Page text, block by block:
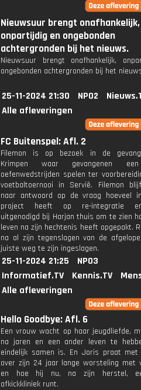
Nieuwsuur brengt onafhankelijk,
onpartijdig en ongebonden
achtergronden bij het nieuws.
Nieuwsuur brengt onafhankelijk,
ongebonden achtergronden bij het
25-11-2024 21:30 NPO2
Alle afleveringen
FC Buitenspel: Afl. 2
Filemon is op bezoek in de
Krimpen waar gevangenen
oefenwedstrijden spelen ter
voetbaltoernooi in Servië. Filemon
naar antwoord op de vraag hoeveel
project heeft op re-integratie
uitgenodigd bij Harjan thuis om te zien
leven na zijn hechtenis heeft opgepakt.
na al zijn tegenslagen van de
juiste weg te zijn ingeslagen.
25-11-2024 21:25
NPO3
Informatief.TV
Kennis.TV
Alle afleveringen
Hello Goodbye: Afl. 6
Een vrouw wacht op haar jeugdliefde,
na jaren en een ander leven te
eindelijk samen is. En Joris praat met
over zijn 24 jaar lange worsteling met
en hoe hij nu, na zijn herstel,
afkickkliniek runt.